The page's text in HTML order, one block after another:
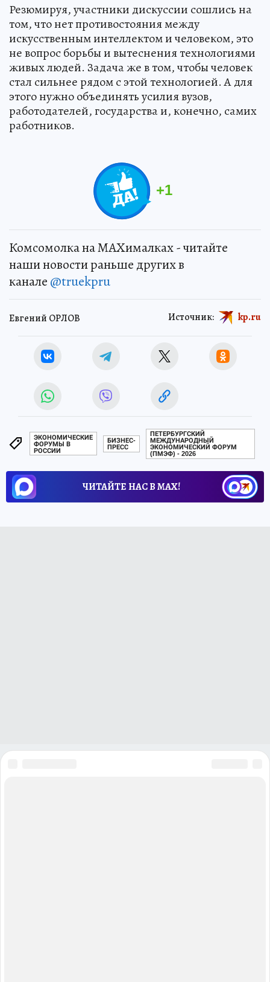
Резюмируя, участники дискуссии сошлись на
том, что нет противостояния между
искусственным интеллектом и человеком, это
не вопрос борьбы и вытеснения технологиями
живых людей. Задача же в том, чтобы человек
стал сильнее рядом с этой технологией. А для
этого нужно объединять усилия вузов,
работодателей, государства и, конечно, самих
работников.
+1
Комсомолка на MAXималках - читайте
наши новости раньше других в
канале @truekpru
Евгений ОРЛОВ Источник: kp.ru
ЭКОНОМИЧЕСКИЕ
ФОРУМЫ В
РОССИИ
БИЗНЕС-
ПРЕСС
ПЕТЕРБУРГСКИЙ
МЕЖДУНАРОДНЫЙ
ЭКОНОМИЧЕСКИЙ ФОРУМ
(ПМЭФ) - 2026
ЧИТАЙТЕ НАС В МАХ!